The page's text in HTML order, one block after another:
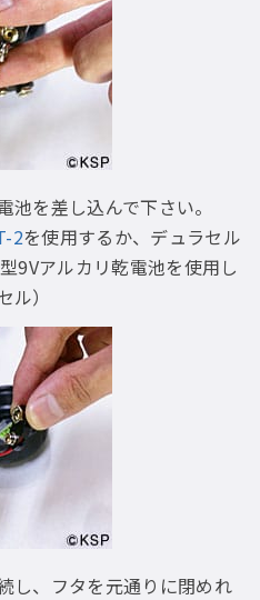
を差し込んで下さい。
2を使用するか、デュラセル
9Vアルカリ乾電池を使用し
）
し、フタを元通りに閉めれ